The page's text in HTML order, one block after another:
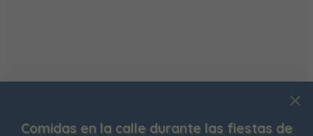
de Bonificación de la Contribución
Usamos cookies para mejorar su experiencia de